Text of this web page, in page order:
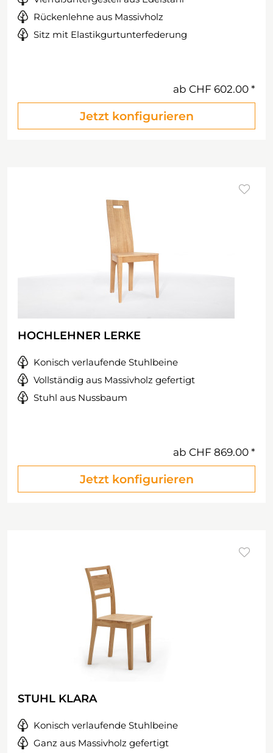
Rückenlehne aus Massivholz
Sitz mit Elastikgurtunterfederung
ab CHF 602.00
Jetzt konfigurieren
HOCHLEHNER LERKE
Konisch verlaufende Stuhlbeine
Vollständig aus Massivholz gefertigt
Stuhl aus Nussbaum
ab CHF 869.00
Jetzt konfigurieren
STUHL KLARA
Konisch verlaufende Stuhlbeine
Ganz aus Massivholz gefertigt